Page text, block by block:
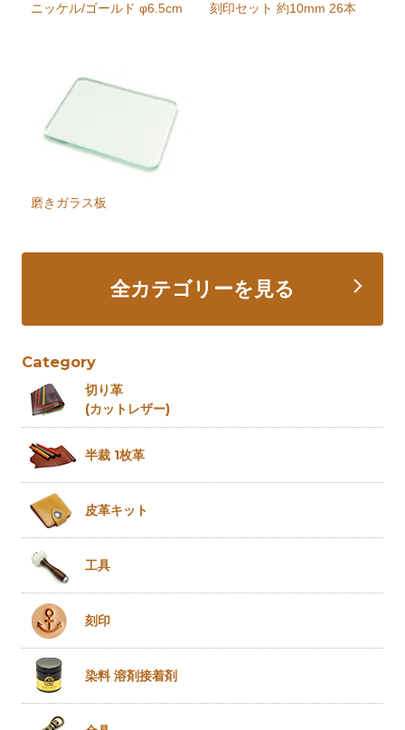
ニッケル/ゴールド φ6.5cm
刻印セット 約10mm 26本
磨きガラス板
全カテゴリーを見る
Category
切り革
(カットレザー)
半裁 1枚革
皮革キット
工具
刻印
染料 溶剤接着剤